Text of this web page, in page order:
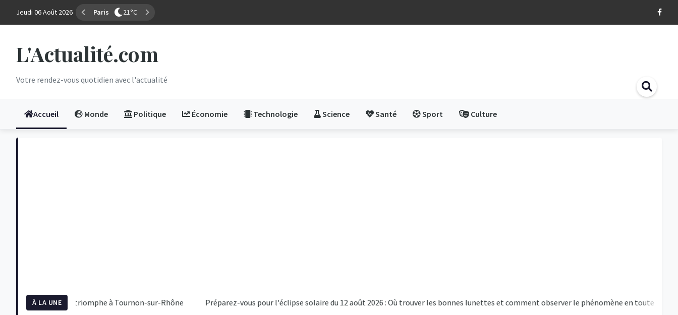
Jeudi 06 Août 2026 Marseille 29°C
L'Actualité.com
Votre rendez-vous quotidien avec l'actualité
Accueil Monde Politique Économie Technologie Science Santé Sport Culture
À LA UNE
Pienaar triomphe à Tournon-sur-Rhône Préparez-vous pour l'éclipse solaire du 12 août 2026 : Où trouver les bonnes lunettes et comment observer le phénomène en toute sécurité